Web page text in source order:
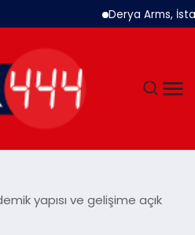
Derya Arms, İstanbul
yapısı ve gelişime açık